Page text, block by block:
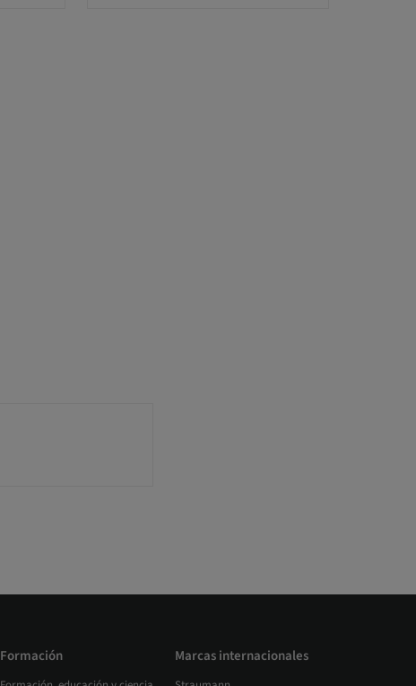
Formación Marcas internacionales